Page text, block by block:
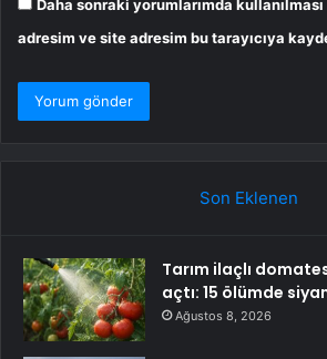
Daha sonraki yorumlarımda
adresim ve site adresim bu tarayıcıya
Son Eklenen
Tarım ilaçlı
açtı: 15 ölümde
Ağustos 8, 2026